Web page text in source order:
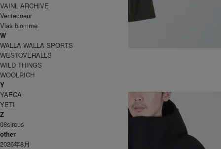
MONSTER PARKA TYPE2
SOLD OUT
WILD THINGS
ワイルドシングス
VAINL ARCHIVE
Veritecoeur
Vlas blomme
W
WALLA WALLA SPORTS
WESTOVERALLS
WILD THINGS
WOOLRICH
Y
YAECA
YETI
Z
08sircus
other
2026年8月